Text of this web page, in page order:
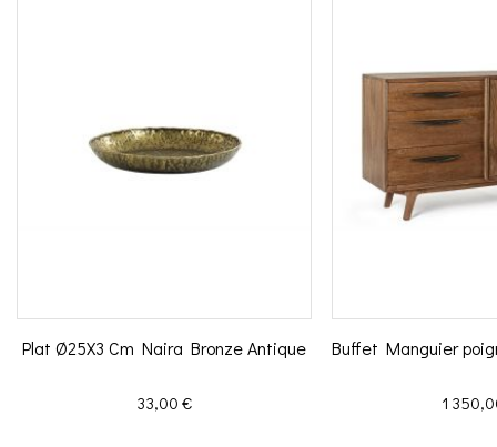
Plat Ø25X3 Cm Naira Bronze Antique
Prix
33,00 €
Buffet Manguier
Prix
1